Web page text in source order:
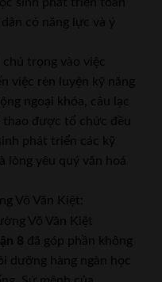
sinh phát triển toàn
có năng lực và ý
chú trọng vào việc
việc rèn luyện kỹ năng
ngoại khóa, câu lạc
thao được tổ chức đều
phát triển các kỹ
lòng yêu quý văn hoá
Võ Văn Kiệt:
8 đã góp phần không
dưỡng hàng ngàn học